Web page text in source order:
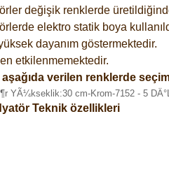
değişik renklerde
elektro statik boya
dayanım göstermektedir.
etkilenmemektedir.
verilen renklerde
Teknik özellikleri